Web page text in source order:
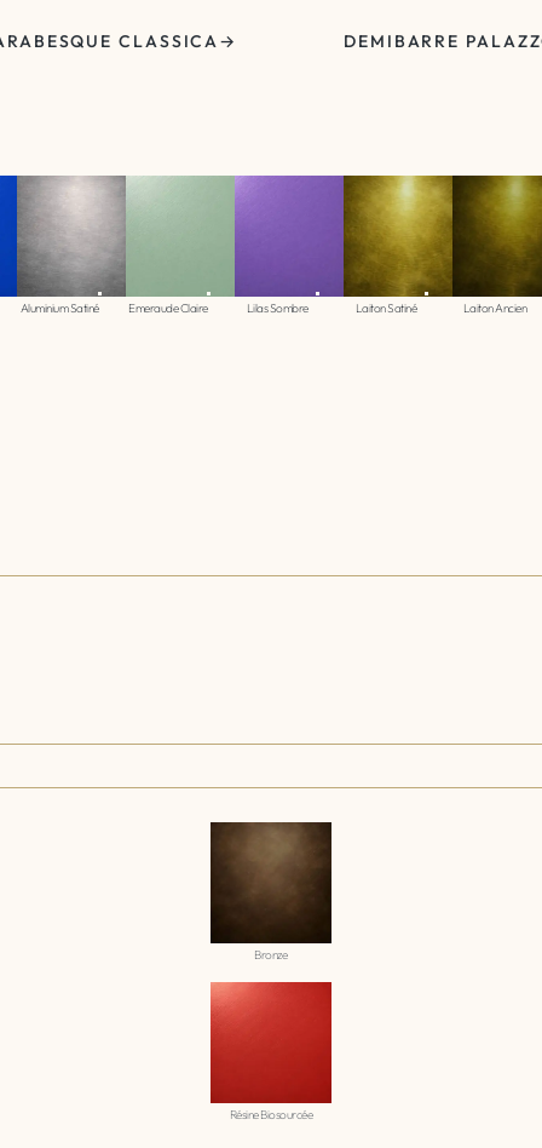
CLASSICA DEMIBARRE
Aluminium Satiné Emeraude Claire Lilas Sombre Laiton Satiné Laiton Ancien
Bronze
Résine Biosourcée